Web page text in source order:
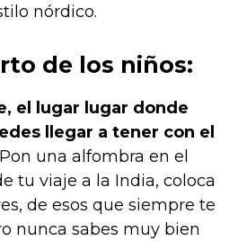
nórdico.
de los niños:
el lugar lugar donde
llegar a tener con el
Pon una alfombra en el
tu viaje a la India, coloca
de esos que siempre te
nunca sabes muy bien